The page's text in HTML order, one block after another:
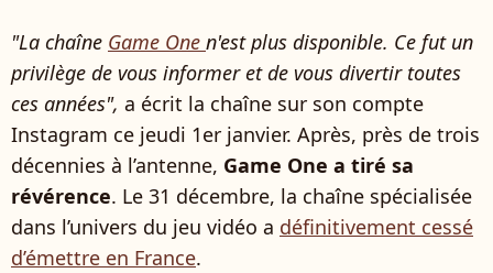
"La chaîne Game One n'est plus disponible. Ce fut un
privilège de vous informer et de vous divertir toutes
ces années", a écrit la chaîne sur son compte
Instagram ce jeudi 1er janvier. Après, près de trois
décennies à l’antenne, Game One a tiré sa
révérence. Le 31 décembre, la chaîne spécialisée
dans l’univers du jeu vidéo a définitivement cessé
d’émettre en France.